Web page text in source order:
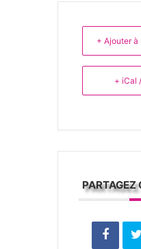
+ Ajouter à
+ iCal
PARTAGEZ